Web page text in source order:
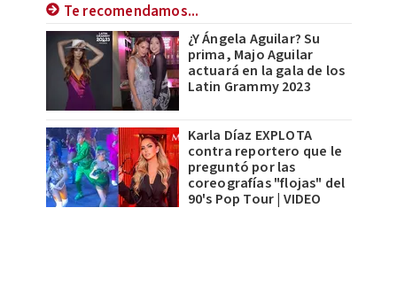
Te recomendamos...
¿Y Ángela Aguilar? Su
prima, Majo Aguilar
actuará en la gala de los
Latin Grammy 2023
Karla Díaz EXPLOTA
contra reportero que le
preguntó por las
coreografías "flojas" del
90's Pop Tour | VIDEO